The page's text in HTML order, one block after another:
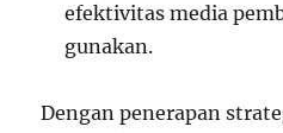
efektivitas media
gunakan.
Dengan penerapan